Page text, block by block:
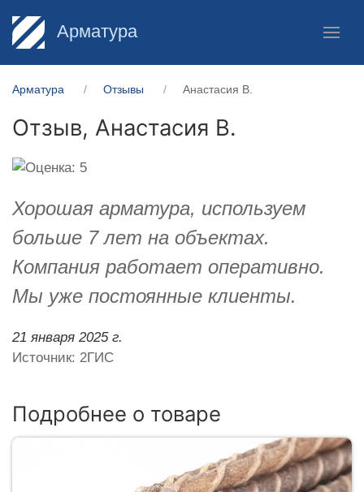
Арматура
Арматура Отзывы Анастасия В.
Отзыв, Анастасия В.
Хорошая арматура, используем
больше 7 лет на объектах.
Компания работает оперативно.
Мы уже постоянные клиенты.
21 января 2025 г.
Источник: 2ГИС
Подробнее о товаре